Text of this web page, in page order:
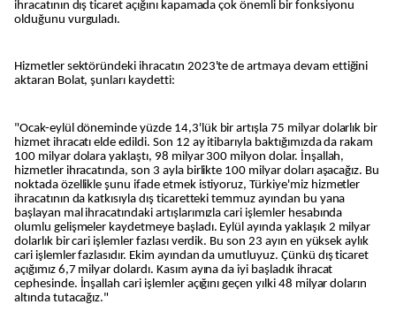
ihracatının dış ticaret açığını kapamada çok önemli bir fonksiyonu
olduğunu vurguladı.
Hizmetler sektöründeki ihracatın 2023'te de artmaya devam ettiğini
aktaran Bolat, şunları kaydetti:
"Ocak-eylül döneminde yüzde 14,3'lük bir artışla 75 milyar dolarlık bir
hizmet ihracatı elde edildi. Son 12 ay itibarıyla baktığımızda da rakam
100 milyar dolara yaklaştı, 98 milyar 300 milyon dolar. İnşallah,
hizmetler ihracatında, son 3 ayla birlikte 100 milyar doları aşacağız. Bu
noktada özellikle şunu ifade etmek istiyoruz, Türkiye'miz hizmetler
ihracatının da katkısıyla dış ticaretteki temmuz ayından bu yana
başlayan mal ihracatındaki artışlarımızla cari işlemler hesabında
olumlu gelişmeler kaydetmeye başladı. Eylül ayında yaklaşık 2 milyar
dolarlık bir cari işlemler fazlası verdik. Bu son 23 ayın en yüksek aylık
cari işlemler fazlasıdır. Ekim ayından da umutluyuz. Çünkü dış ticaret
açığımız 6,7 milyar dolardı. Kasım ayına da iyi başladık ihracat
cephesinde. İnşallah cari işlemler açığını geçen yılki 48 milyar doların
altında tutacağız."